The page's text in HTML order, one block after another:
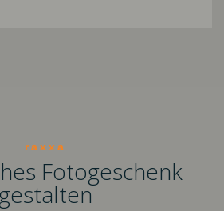
raxxa
Fotogeschenk
gestalten